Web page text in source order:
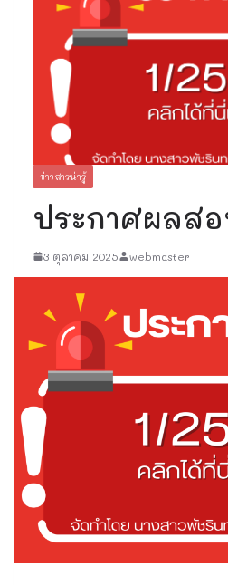
ข่าวสารน่ารู้
ประกาศผลส
3 ตุลาคม 2025 webmaster